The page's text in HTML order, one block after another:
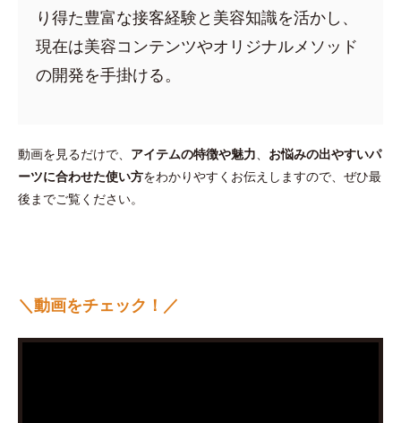
り得た豊富な接客経験と美容知識を活かし、
現在は美容コンテンツやオリジナルメソッド
の開発を手掛ける。
動画を見るだけで、 アイテムの特徴や魅力、 お悩みの出やすいパ
ーツに合わせた使い方をわかりやすくお伝えしますので、ぜひ最
後までご覧ください。
＼動画をチェック！／